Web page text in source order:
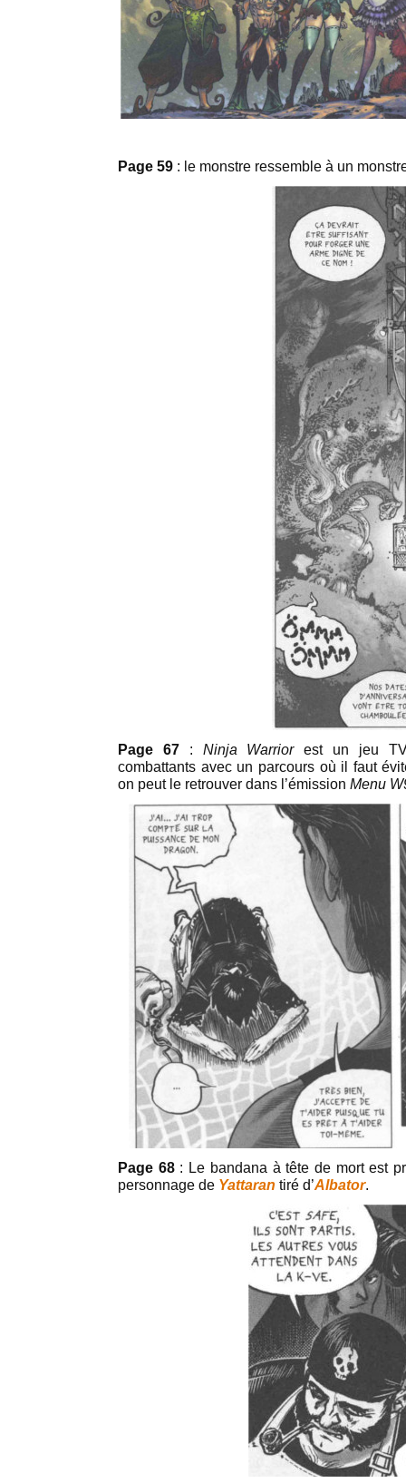
Page 59 : le monstre ressemble à un
Page 67: Ninja Warriorest un jeu TV
combattants avec un parcours où il faut
on peut le retrouver dans l’émission Menu
Page 68: Le bandana à tête de mort est
personnage de Yattaran tiré d’Albator.